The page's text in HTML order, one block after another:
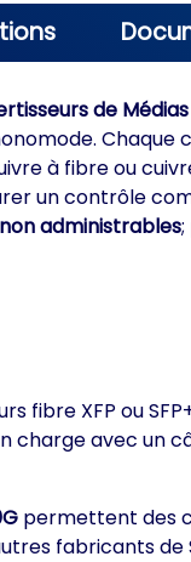
de
Chaque
à fibre ou
un contrôle
administrables
fibre XFP ou
charge avec un
permettent des
fabricants de